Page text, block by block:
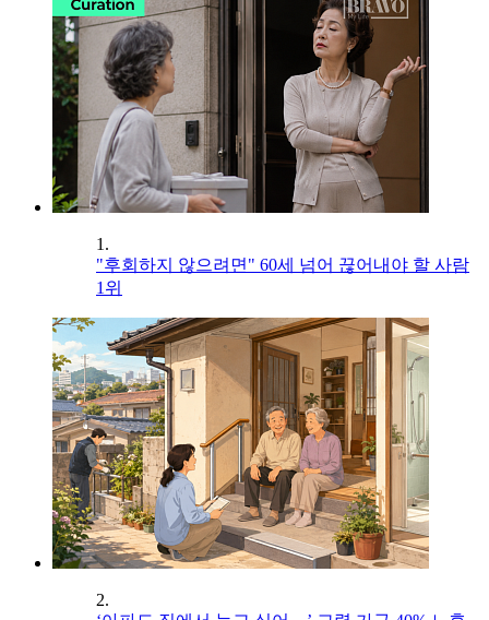
1.
"후회하지 않으려면" 60세 넘어 끊어내야 할 사람
1위
2.